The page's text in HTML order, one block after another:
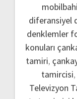
diferansiyel
denklemler
konuları
tamiri,
tamircisi,
Televizyon